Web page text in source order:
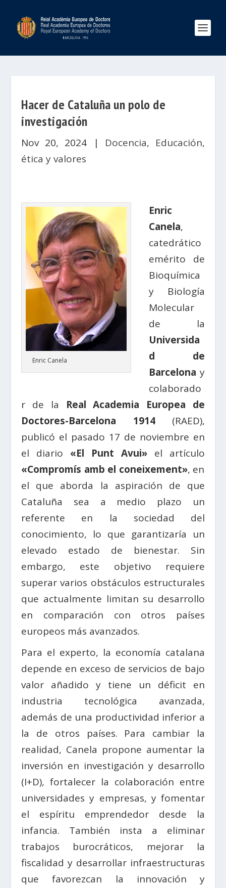
Hacer de Cataluña un polo de
investigación
Nov 20, 2024 | Docencia, Educación,
ética y valores
Enric Canela
Enric
Canela,
catedrático
emérito de
Bioquímica
y Biología
Molecular
de la
Universida
d de
Barcelona y
colaborado
r de la Real Academia Europea de
Doctores-Barcelona 1914(RAED),
publicó el pasado 17 de noviembre en
el diario «El Punt Avui»el artículo
«Compromís amb el coneixement», en
el que aborda la aspiración de que
Cataluña sea a medio plazo un
referente en la sociedad del
conocimiento, lo que garantizaría un
elevado estado de bienestar. Sin
embargo, este objetivo requiere
superar varios obstáculos estructurales
que actualmente limitan su desarrollo
en comparación con otros países
europeos más avanzados.
Para el experto, la economía catalana
depende en exceso de servicios de bajo
valor añadido y tiene un déficit en
industria tecnológica avanzada,
además de una productividad inferior a
la de otros países. Para cambiar la
realidad, Canela propone aumentar la
inversión en investigación y desarrollo
(I+D), fortalecer la colaboración entre
universidades y empresas, y fomentar
el espíritu emprendedor desde la
infancia. También insta a eliminar
trabajos burocráticos, mejorar la
fiscalidad y desarrollar infraestructuras
que favorezcan la innovación y